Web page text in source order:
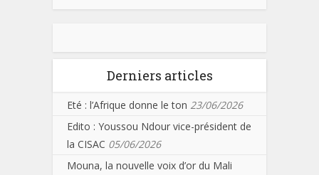
Derniers articles
Eté : l’Afrique donne le ton 23/06/2026
Edito : Youssou Ndour vice-président de
la CISAC 05/06/2026
Mouna, la nouvelle voix d’or du Mali